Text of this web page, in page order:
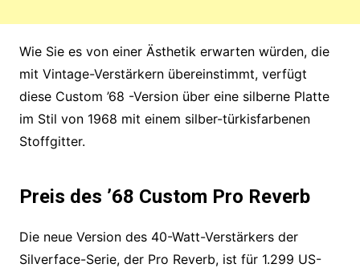
Wie Sie es von einer Ästhetik erwarten würden, die
mit Vintage-Verstärkern übereinstimmt, verfügt
diese Custom ’68 -Version über eine silberne Platte
im Stil von 1968 mit einem silber-türkisfarbenen
Stoffgitter.
Preis des ’68 Custom Pro Reverb
Die neue Version des 40-Watt-Verstärkers der
Silverface-Serie, der Pro Reverb, ist für 1.299 US-